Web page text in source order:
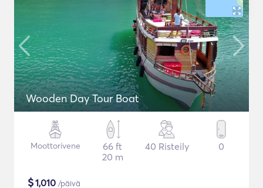
Wooden Day Tour Boat
Moottorivene
66 ft
20 m
40 Risteily 0
$1,010 /päivä